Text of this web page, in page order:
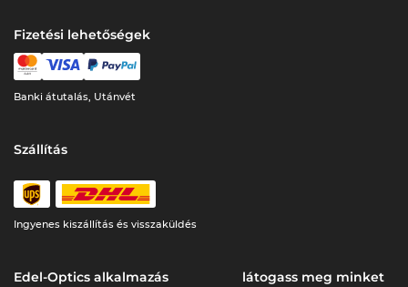
Fizetési lehetőségek
Banki átutalás, Utánvét
Szállítás
Ingyenes kiszállítás és visszaküldés
Edel-Optics alkalmazás látogass meg minket